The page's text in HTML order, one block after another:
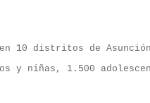
en 10 distritos de
y niñas, 1.500